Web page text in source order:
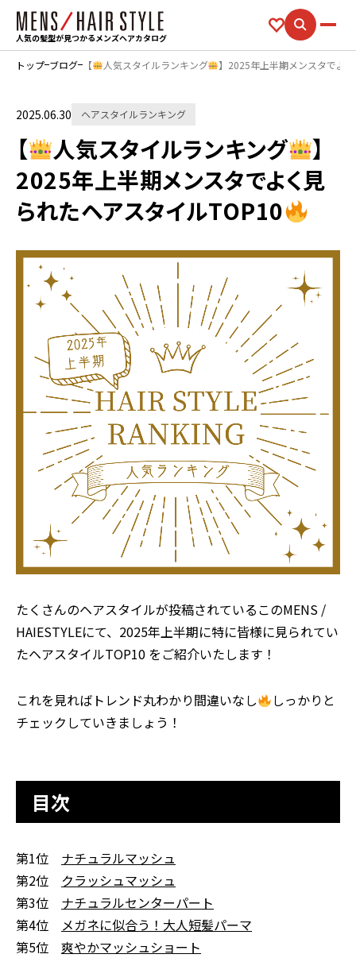
人気の髪型が見つかるメンズヘアカタログ
トップ ブログ 【 人気スタイルランキング 】2025年上半期メンスタでよ
2025.06.30 ヘアスタイルランキング
【 人気スタイルランキング
】
2025年上半期メンスタでよく見
られたヘアスタイルTOP10
たくさんのヘアスタイルが投稿されているこのMENS /
HAIESTYLEにて、2025年上半期に特に皆様に見られてい
たヘアスタイルTOP10 をご紹介いたします！
これを見ればトレンド丸わかり間違いなし
しっかりと
チェックしていきましょう！
目次
第1位 ナチュラルマッシュ
第2位 クラッシュマッシュ
第3位 ナチュラルセンターパート
第4位 メガネに似合う！大人短髪パーマ
第5位 爽やかマッシュショート